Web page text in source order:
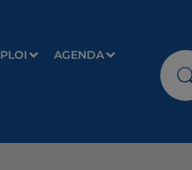
AGENDA